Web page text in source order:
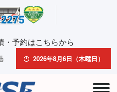
・予約はこちらから
2026年8月6日（木曜日）